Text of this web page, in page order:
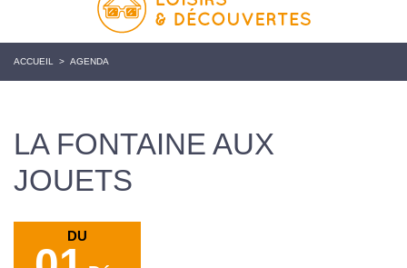
ACCUEIL > AGENDA
LA FONTAINE AUX
JOUETS
DU